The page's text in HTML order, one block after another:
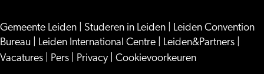
op
Facebook
op
WhatsApp
Gemeente Leiden Studeren in Leiden
Leiden Convention
Bureau
Leiden International Centre Leiden&Partners
Vacatures
Pers Privacy Cookievoorkeuren